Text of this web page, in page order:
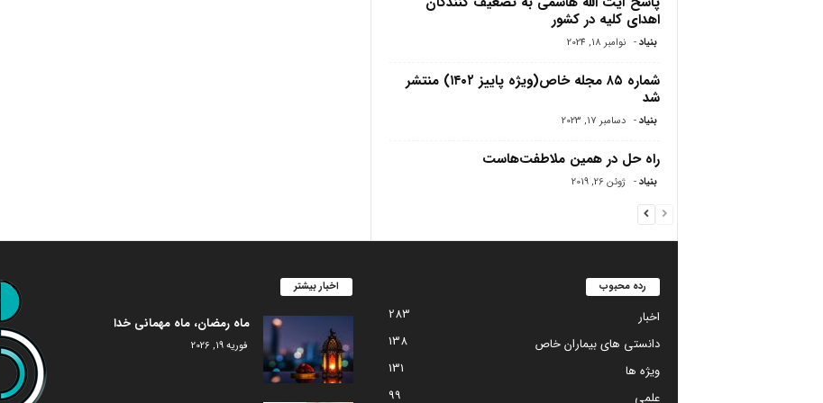
اهدای کلیه در کشور
بنیاد - نوامبر 18, 2024
شماره ۸۵ مجله خاص(ویژه پاییز ۱۴۰۲) منتشر
شد
بنیاد - دسامبر 17, 2023
راه حل در همین ملاطفت‌هاست
بنیاد - ژوئن 26, 2019
اخبار بیشتر
ماه رمضان، ماه مهمانی خدا
فوریه 19, 2026
رده محبوب
اخبار
283
دانستی های بیماران خاص
138
ویژه ها
131
علمی
99